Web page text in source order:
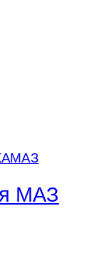
МАЗ